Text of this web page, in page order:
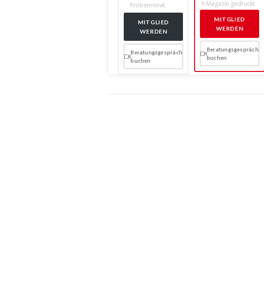
Probemonat
MITGLIED
WERDEN
Beratungsgespräch
buchen
Magazin gedruckt
MITGLIED
WERDEN
Beratungsgespräch
buchen